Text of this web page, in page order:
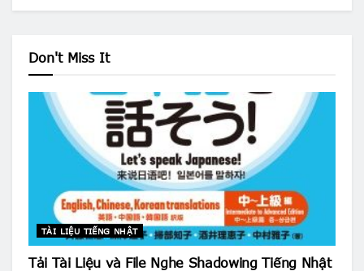
Don't Miss It
TÀI LIỆU TIẾNG NHẬT
Tải Tài Liệu và File Nghe Shadowing Tiếng Nhật